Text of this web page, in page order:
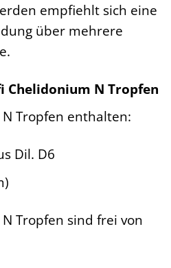
empfiehlt sich eine
über mehrere
Chelidonium N Tropfen
Tropfen enthalten:
Dil. D6
Tropfen sind frei von